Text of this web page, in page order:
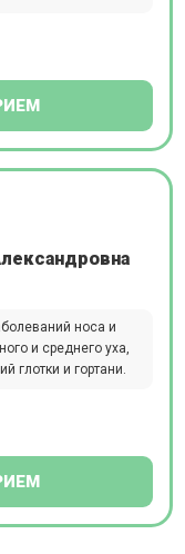
носа и
и среднего уха,
глотки и гортани.